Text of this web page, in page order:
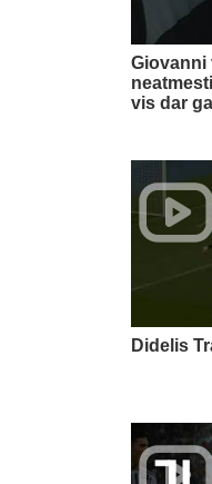
vis dar
Didelis